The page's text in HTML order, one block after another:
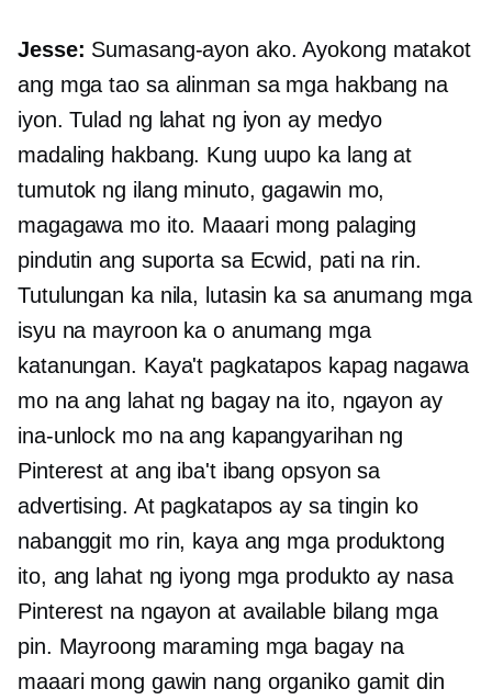
Jesse: Sumasang-ayon ako. Ayokong matakot
ang mga tao sa alinman sa mga hakbang na
iyon. Tulad ng lahat ng iyon ay medyo
madaling hakbang. Kung uupo ka lang at
tumutok ng ilang minuto, gagawin mo,
magagawa mo ito. Maaari mong palaging
pindutin ang suporta sa Ecwid, pati na rin.
Tutulungan ka nila, lutasin ka sa anumang mga
isyu na mayroon ka o anumang mga
katanungan. Kaya't pagkatapos kapag nagawa
mo na ang lahat ng bagay na ito, ngayon ay
ina-unlock mo na ang kapangyarihan ng
Pinterest at ang iba't ibang opsyon sa
advertising. At pagkatapos ay sa tingin ko
nabanggit mo rin, kaya ang mga produktong
ito, ang lahat ng iyong mga produkto ay nasa
Pinterest na ngayon at available bilang mga
pin. Mayroong maraming mga bagay na
maaari mong gawin nang organiko gamit din